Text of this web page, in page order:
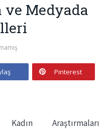
ve Medyada
Pinterest
Araştırmaları